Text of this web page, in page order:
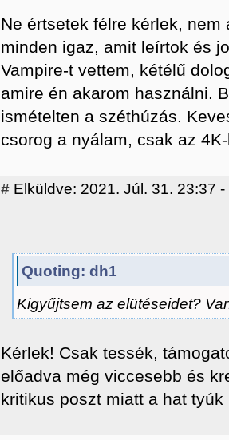
Ne értsetek félre kérlek,
minden igaz, amit leírtok és
Vampire-t vettem, kétélű
amire én akarom használni.
ismételten a széthúzás.
csorog a nyálam, csak az
# Elküldve: 2021. Júl. 31. 23:37
Quoting: dh1
Kigyűjtsem az elütéseidet?
Kérlek! Csak tessék,
előadva még viccesebb és
kritikus poszt miatt a hat